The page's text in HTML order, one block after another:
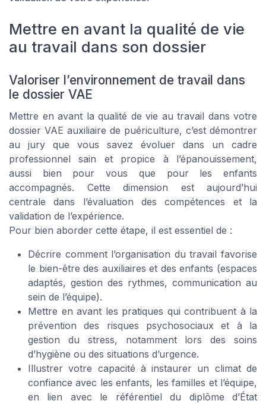
Mettre en avant la qualité de vie
au travail dans son dossier
Valoriser l’environnement de travail dans
le dossier VAE
Mettre en avant la qualité de vie au travail dans votre
dossier VAE auxiliaire de puériculture, c’est démontrer
au jury que vous savez évoluer dans un cadre
professionnel sain et propice à l’épanouissement,
aussi bien pour vous que pour les enfants
accompagnés. Cette dimension est aujourd’hui
centrale dans l’évaluation des compétences et la
validation de l’expérience.
Pour bien aborder cette étape, il est essentiel de :
Décrire comment l’organisation du travail favorise
le bien-être des auxiliaires et des enfants (espaces
adaptés, gestion des rythmes, communication au
sein de l’équipe).
Mettre en avant les pratiques qui contribuent à la
prévention des risques psychosociaux et à la
gestion du stress, notamment lors des soins
d’hygiène ou des situations d’urgence.
Illustrer votre capacité à instaurer un climat de
confiance avec les enfants, les familles et l’équipe,
en lien avec le référentiel du diplôme d’État